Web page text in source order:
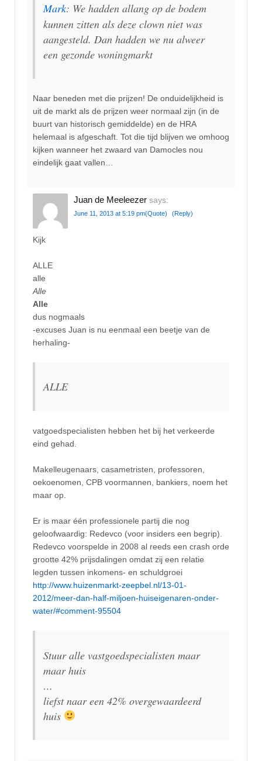
Mark: We hadden allang op de bodem
kunnen zitten als deze clown niet was
aangesteld. Dan hadden we nu alweer
een gezonde woningmarkt
Naar beneden met die prijzen! De onduidelijkheid is
uit de markt als de prijzen weer normaal zijn (in de
buurt van historisch gemiddelde) en de HRA
helemaal is afgeschaft. Tot die tijd blijven we omhoog
kijken wanneer het zwaard van Damocles nou
eindelijk gaat vallen…
Juan de Meeleezer says:
June 11, 2013 at 5:19 pm(Quote) (Reply)
Kijk
ALLE
alle
Alle
Alle
dus nogmaals
-excuses Juan is nu eenmaal een beetje van de
herhaling-
ALLE
vatgoedspecialisten hebben het bij het verkeerde
eind gehad.
Makelleugenaars, casametristen, professoren,
oekoenomen, CPB voormannen, bankiers, noem het
maar op.
Er is maar één professionele partij die nog
geloofwaardig: Redevco (voor insiders een begrip).
Redevco voorspelde in 2008 al reeds een crash orde
grootte 42% prijsdalingen omdat zij een relatie
legden tussen inkomens- en schuldgroei
http://www.huizenmarkt-zeepbel.nl/13-01-
2012/meer-dan-half-miljoen-huiseigenaren-onder-
water/#comment-95504
Stuur alle vastgoedspecialisten maar
maar huis
…
liefst naar een 42% overgewaardeerd
huis